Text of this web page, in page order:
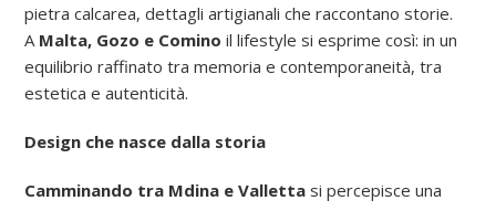
pietra calcarea, dettagli artigianali che raccontano storie.
A Malta, Gozo e Comino il lifestyle si esprime così: in un
equilibrio raffinato tra memoria e contemporaneità, tra
estetica e autenticità.
Design che nasce dalla storia
Camminando tra Mdina e Valletta si percepisce una